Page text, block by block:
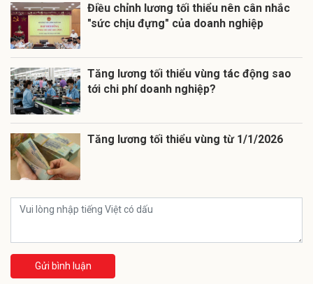
Điều chỉnh lương tối thiểu nên cân nhắc
"sức chịu đựng" của doanh nghiệp
Tăng lương tối thiểu vùng tác động sao
tới chi phí doanh nghiệp?
Tăng lương tối thiểu vùng từ 1/1/2026
Gửi bình luận